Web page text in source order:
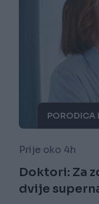
PORODICA
Prije oko 4h
Doktori: Za
dvije